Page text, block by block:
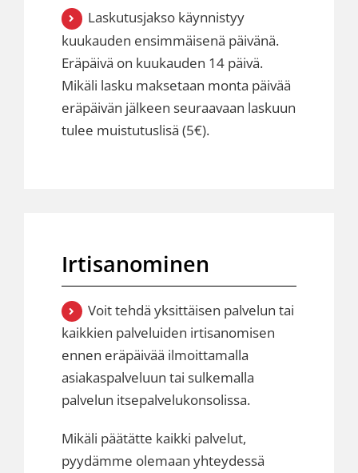
Laskutusjakso käynnistyy
kuukauden ensimmäisenä päivänä.
Eräpäivä on kuukauden 14 päivä.
Mikäli lasku maksetaan monta päivää
eräpäivän jälkeen seuraavaan laskuun
tulee muistutuslisä (5€).
Irtisanominen
Voit tehdä yksittäisen palvelun tai
kaikkien palveluiden irtisanomisen
ennen eräpäivää ilmoittamalla
asiakaspalveluun tai sulkemalla
palvelun itsepalvelukonsolissa.
Mikäli päätätte kaikki palvelut,
pyydämme olemaan yhteydessä